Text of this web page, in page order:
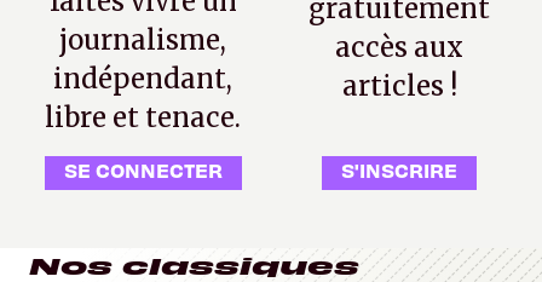
journalisme,
indépendant,
libre et tenace.
SE CONNECTER
gratuitement
accès aux
articles !
S'INSCRIRE
Nos classiques